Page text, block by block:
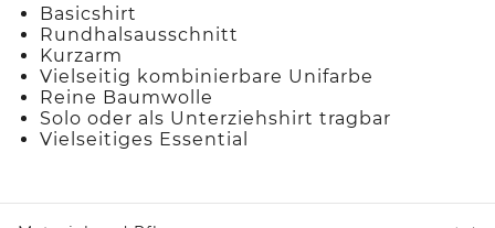
Basicshirt
Rundhalsausschnitt
Kurzarm
Vielseitig kombinierbare Unifarbe
Reine Baumwolle
Solo oder als Unterziehshirt tragbar
Vielseitiges Essential